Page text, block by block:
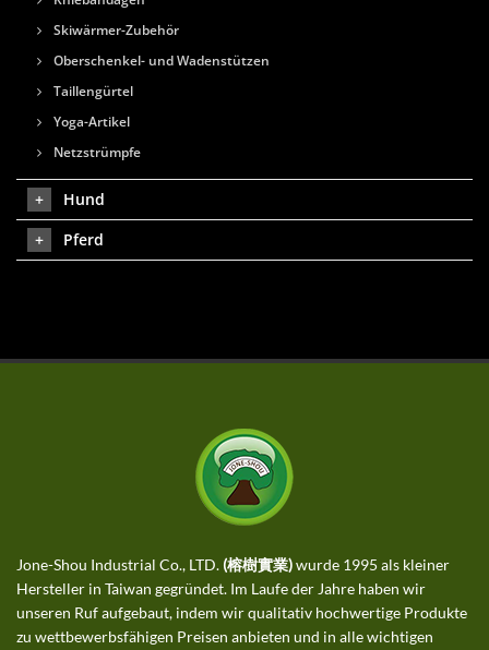
Skiwärmer-Zubehör
Oberschenkel- und Wadenstützen
Taillengürtel
Yoga-Artikel
Netzstrümpfe
Hund
Pferd
Jone-Shou Industrial Co., LTD. (榕樹實業)wurde 1995 als kleiner
Hersteller in Taiwan gegründet. Im Laufe der Jahre haben wir
unseren Ruf aufgebaut, indem wir qualitativ hochwertige Produkte
zu wettbewerbsfähigen Preisen anbieten und in alle wichtigen